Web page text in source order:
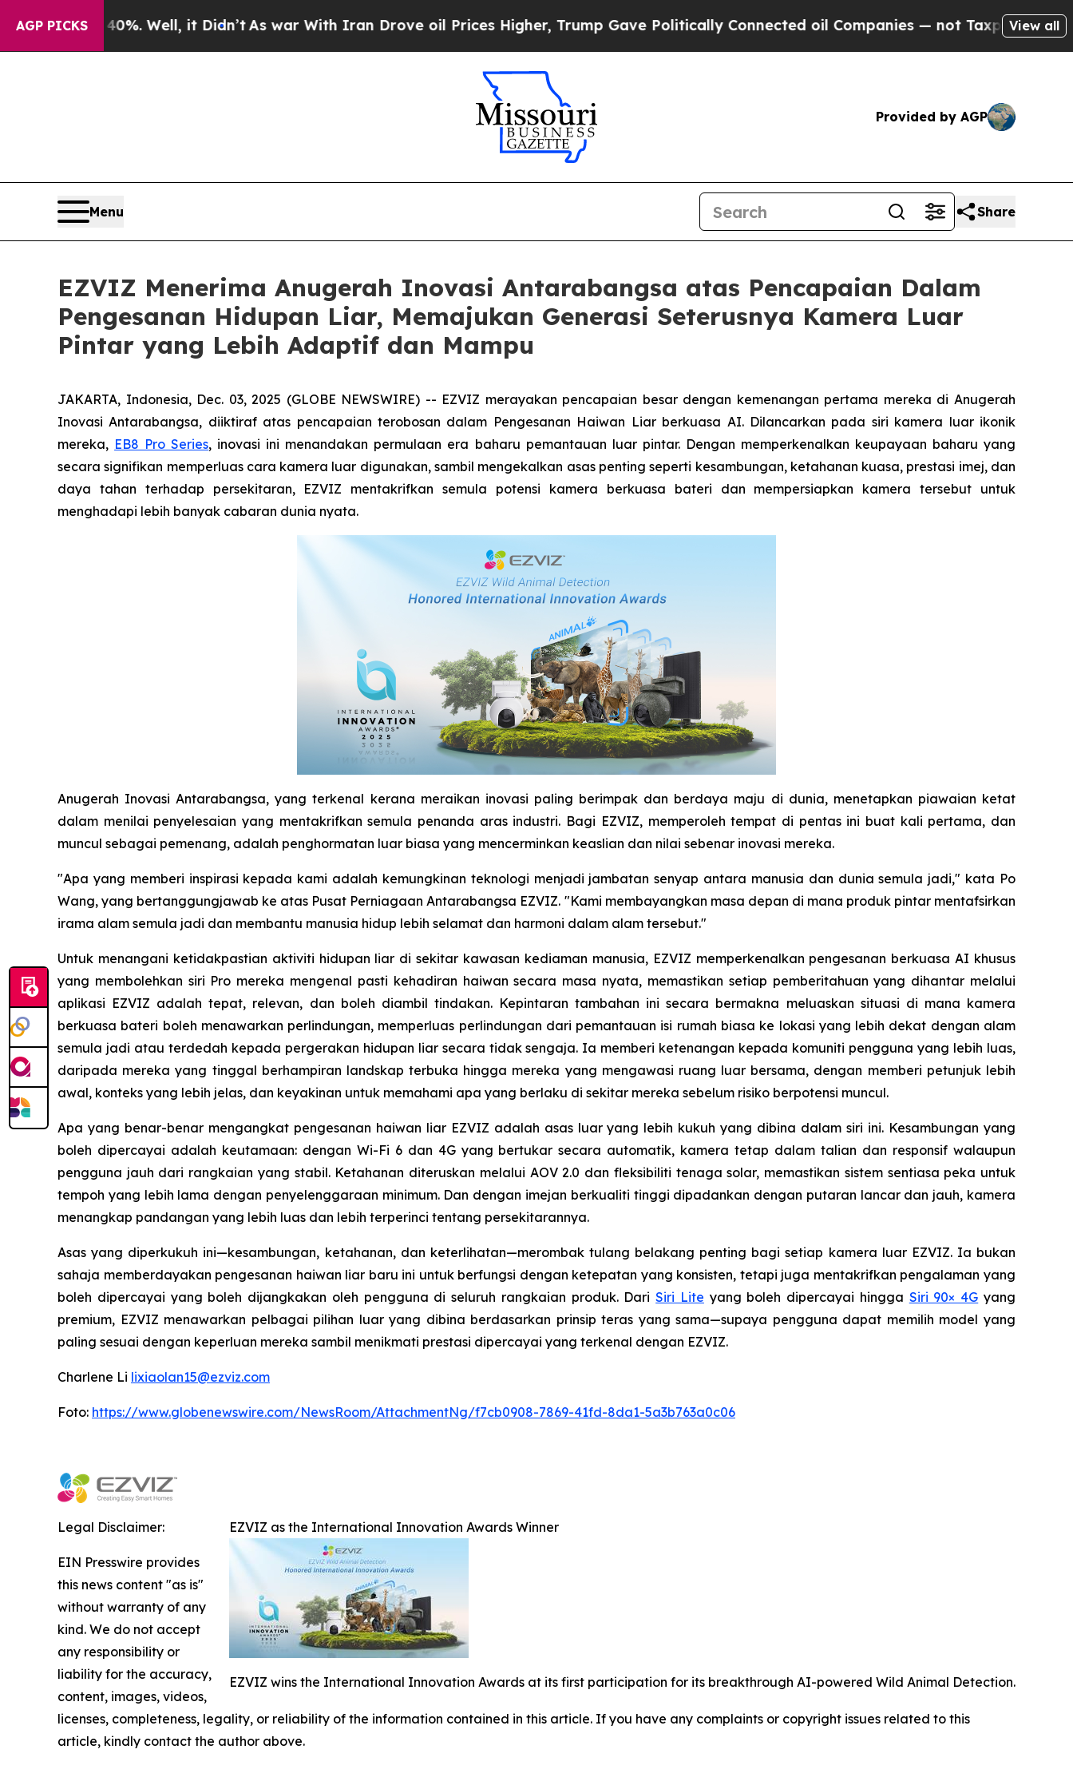
AGP PICKS
40%. Well, it Didn’tAs war With Iran Drove oil Prices Higher, Trump Gave Politically Connected oil Companies — not Taxpayers — theView all
Provided by AGP
Menu Share
EZVIZ Menerima Anugerah Inovasi Antarabangsa atas Pencapaian Dalam
Pengesanan Hidupan Liar, Memajukan Generasi Seterusnya Kamera Luar
Pintar yang Lebih Adaptif dan Mampu
JAKARTA, Indonesia, Dec. 03, 2025 (GLOBE NEWSWIRE) -- EZVIZ merayakan pencapaian besar dengan kemenangan pertama mereka di Anugerah
Inovasi Antarabangsa, diiktiraf atas pencapaian terobosan dalam Pengesanan Haiwan Liar berkuasa AI. Dilancarkan pada siri kamera luar ikonik
mereka, EB8 Pro Series, inovasi ini menandakan permulaan era baharu pemantauan luar pintar. Dengan memperkenalkan keupayaan baharu yang
secara signifikan memperluas cara kamera luar digunakan, sambil mengekalkan asas penting seperti kesambungan, ketahanan kuasa, prestasi imej, dan
daya tahan terhadap persekitaran, EZVIZ mentakrifkan semula potensi kamera berkuasa bateri dan mempersiapkan kamera tersebut untuk
menghadapi lebih banyak cabaran dunia nyata.
Anugerah Inovasi Antarabangsa, yang terkenal kerana meraikan inovasi paling berimpak dan berdaya maju di dunia, menetapkan piawaian ketat
dalam menilai penyelesaian yang mentakrifkan semula penanda aras industri. Bagi EZVIZ, memperoleh tempat di pentas ini buat kali pertama, dan
muncul sebagai pemenang, adalah penghormatan luar biasa yang mencerminkan keaslian dan nilai sebenar inovasi mereka.
"Apa yang memberi inspirasi kepada kami adalah kemungkinan teknologi menjadi jambatan senyap antara manusia dan dunia semula jadi," kata Po
Wang, yang bertanggungjawab ke atas Pusat Perniagaan Antarabangsa EZVIZ. "Kami membayangkan masa depan di mana produk pintar mentafsirkan
irama alam semula jadi dan membantu manusia hidup lebih selamat dan harmoni dalam alam tersebut."
Untuk menangani ketidakpastian aktiviti hidupan liar di sekitar kawasan kediaman manusia, EZVIZ memperkenalkan pengesanan berkuasa AI khusus
yang membolehkan siri Pro mereka mengenal pasti kehadiran haiwan secara masa nyata, memastikan setiap pemberitahuan yang dihantar melalui
aplikasi EZVIZ adalah tepat, relevan, dan boleh diambil tindakan. Kepintaran tambahan ini secara bermakna meluaskan situasi di mana kamera
berkuasa bateri boleh menawarkan perlindungan, memperluas perlindungan dari pemantauan isi rumah biasa ke lokasi yang lebih dekat dengan alam
semula jadi atau terdedah kepada pergerakan hidupan liar secara tidak sengaja. Ia memberi ketenangan kepada komuniti pengguna yang lebih luas,
daripada mereka yang tinggal berhampiran landskap terbuka hingga mereka yang mengawasi ruang luar bersama, dengan memberi petunjuk lebih
awal, konteks yang lebih jelas, dan keyakinan untuk memahami apa yang berlaku di sekitar mereka sebelum risiko berpotensi muncul.
Apa yang benar-benar mengangkat pengesanan haiwan liar EZVIZ adalah asas luar yang lebih kukuh yang dibina dalam siri ini. Kesambungan yang
boleh dipercayai adalah keutamaan: dengan Wi-Fi 6 dan 4G yang bertukar secara automatik, kamera tetap dalam talian dan responsif walaupun
pengguna jauh dari rangkaian yang stabil. Ketahanan diteruskan melalui AOV 2.0 dan fleksibiliti tenaga solar, memastikan sistem sentiasa peka untuk
tempoh yang lebih lama dengan penyelenggaraan minimum. Dan dengan imejan berkualiti tinggi dipadankan dengan putaran lancar dan jauh, kamera
menangkap pandangan yang lebih luas dan lebih terperinci tentang persekitarannya.
Asas yang diperkukuh ini—kesambungan, ketahanan, dan keterlihatan—merombak tulang belakang penting bagi setiap kamera luar EZVIZ. Ia bukan
sahaja memberdayakan pengesanan haiwan liar baru ini untuk berfungsi dengan ketepatan yang konsisten, tetapi juga mentakrifkan pengalaman yang
boleh dipercayai yang boleh dijangkakan oleh pengguna di seluruh rangkaian produk. DariSiri Lite yang boleh dipercayai hingga Siri 90× 4G yang
premium, EZVIZ menawarkan pelbagai pilihan luar yang dibina berdasarkan prinsip teras yang sama—supaya pengguna dapat memilih model yang
paling sesuai dengan keperluan mereka sambil menikmati prestasi dipercayai yang terkenal dengan EZVIZ.
Charlene Li lixiaolan15@ezviz.com
Foto: https://www.globenewswire.com/NewsRoom/AttachmentNg/f7cb0908-7869-41fd-8da1-5a3b763a0c06
EZVIZ as the International Innovation Awards Winner
EZVIZ wins the International Innovation Awards at its first participation for its breakthrough AI-powered Wild Animal Detection.
Legal Disclaimer:
EIN Presswire provides
this news content "as is"
without warranty of any
kind. We do not accept
any responsibility or
liability for the accuracy,
content, images, videos,
licenses, completeness, legality, or reliability of the information contained in this article. If you have any complaints or copyright issues related to this
article, kindly contact the author above.